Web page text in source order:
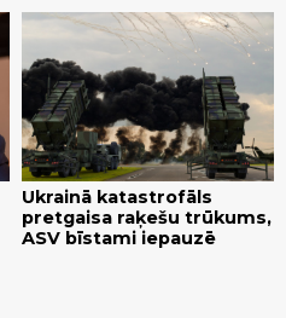
Ukrainā katastrofāls
pretgaisa raķešu trūkums,
ASV bīstami iepauzē